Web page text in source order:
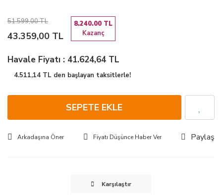
43.359,00 TL
51.599,00 TL
Kazanç
8.240.00 TL
Havale Fiyatı : 41.624,64 TL
4.511,14 TL den başlayan taksitlerle!
SEPETE EKLE
Arkadaşına Öner Fiyatı Düşünce Haber Ver Paylaş
Karşılaştır